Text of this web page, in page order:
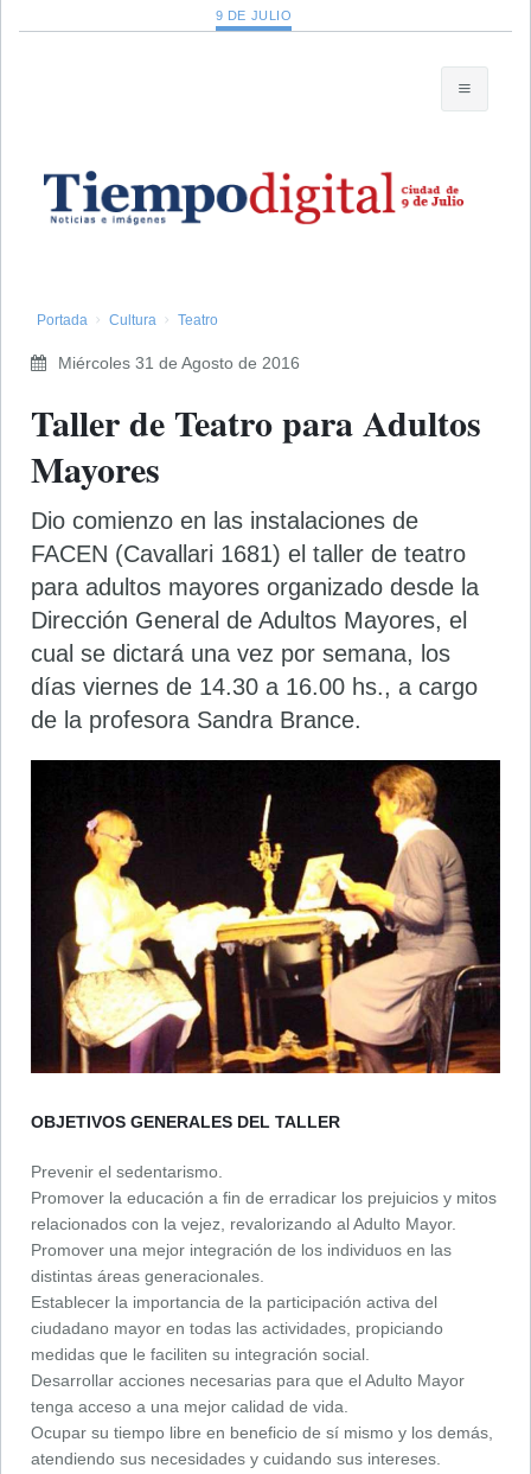
9 DE JULIO
Portada Cultura Teatro
Miércoles 31 de Agosto de 2016
Taller de Teatro para Adultos
Mayores
Dio comienzo en las instalaciones de
FACEN (Cavallari 1681) el taller de teatro
para adultos mayores organizado desde la
Dirección General de Adultos Mayores, el
cual se dictará una vez por semana, los
días viernes de 14.30 a 16.00 hs., a cargo
de la profesora Sandra Brance.
OBJETIVOS GENERALES DEL TALLER
Prevenir el sedentarismo.
Promover la educación a fin de erradicar los prejuicios y mitos
relacionados con la vejez, revalorizando al Adulto Mayor.
Promover una mejor integración de los individuos en las
distintas áreas generacionales.
Establecer la importancia de la participación activa del
ciudadano mayor en todas las actividades, propiciando
medidas que le faciliten su integración social.
Desarrollar acciones necesarias para que el Adulto Mayor
tenga acceso a una mejor calidad de vida.
Ocupar su tiempo libre en beneficio de sí mismo y los demás,
atendiendo sus necesidades y cuidando sus intereses.